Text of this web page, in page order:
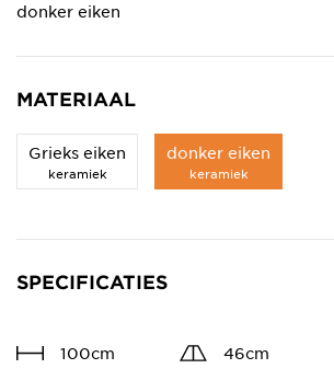
donker eiken
MATERIAAL
Grieks eiken
keramiek
donker eiken
keramiek
SPECIFICATIES
100cm 46cm